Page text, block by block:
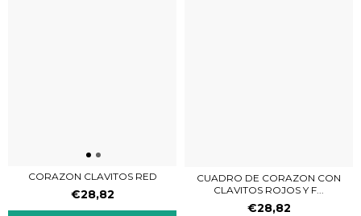
CORAZON CLAVITOS RED
€28,82
CUADRO DE CORAZON CON
CLAVITOS ROJOS Y F...
€28,82